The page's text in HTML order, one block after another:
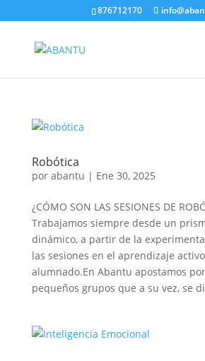
876712170
Robótica
por abantu | Ene 30, 2025
¿CÓMO SON LAS SESIONES DE
Trabajamos siempre desde un
dinámico, a partir de la
las sesiones en el aprendizaje
alumnado.En Abantu apostamos
pequeños grupos que a su vez, se